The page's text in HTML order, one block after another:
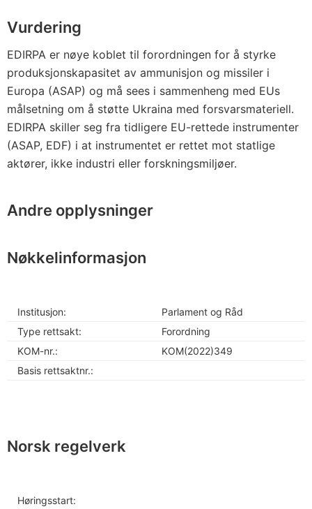
Vurdering
EDIRPA er nøye koblet til forordningen for å styrke
produksjonskapasitet av ammunisjon og missiler i
Europa (ASAP) og må sees i sammenheng med EUs
målsetning om å støtte Ukraina med forsvarsmateriell.
EDIRPA skiller seg fra tidligere EU-rettede instrumenter
(ASAP, EDF) i at instrumentet er rettet mot statlige
aktører, ikke industri eller forskningsmiljøer.
Andre opplysninger
Nøkkelinformasjon
Institusjon:
Parlament og Råd
Type rettsakt:
Forordning
KOM-nr.:
KOM(2022)349
Basis rettsaktnr.:
Norsk regelverk
Høringsstart: